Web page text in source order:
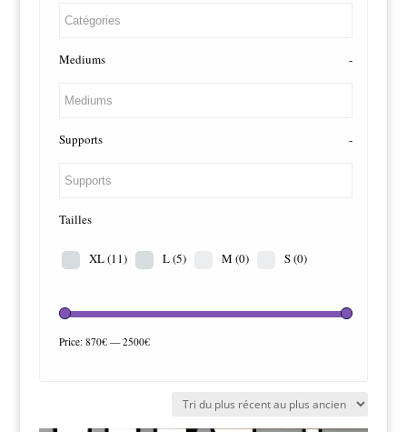
Mediums -
Supports -
Tailles
XL(11) L(5) M (0) S(0)
Price: 870€—2500€